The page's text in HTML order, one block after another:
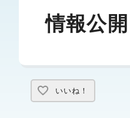
情報公
いいね！